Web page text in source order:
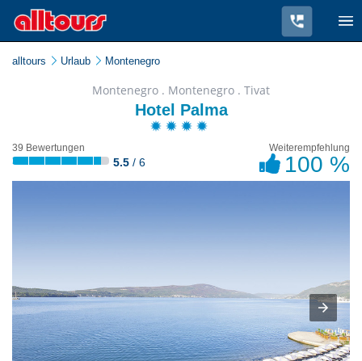
alltours Urlaub Montenegro
Montenegro . Montenegro . Tivat
Hotel Palma
39 Bewertungen
5.5 / 6
Weiterempfehlung
100 %